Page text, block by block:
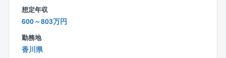
完全週休2日制で原則は土曜、日曜、祝日がお休みで
す。
もありますが、平日に振替休日を取得して頂きます。
またコールセンターが1次対応を行っているため、休日
想定年収
600～803万円
勤務地
香川県